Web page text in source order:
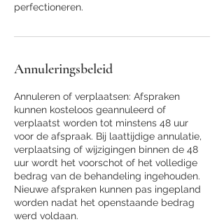
perfectioneren.
Annuleringsbeleid
Annuleren of verplaatsen: Afspraken
kunnen kosteloos geannuleerd of
verplaatst worden tot minstens 48 uur
voor de afspraak. Bij laattijdige annulatie,
verplaatsing of wijzigingen binnen de 48
uur wordt het voorschot of het volledige
bedrag van de behandeling ingehouden.
Nieuwe afspraken kunnen pas ingepland
worden nadat het openstaande bedrag
werd voldaan.